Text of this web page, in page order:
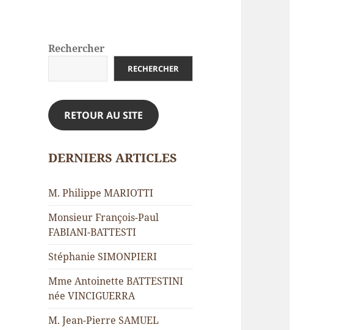
Rechercher
RECHERCHER
RETOUR AU SITE
DERNIERS ARTICLES
M. Philippe MARIOTTI
Monsieur François-Paul
FABIANI-BATTESTI
Stéphanie SIMONPIERI
Mme Antoinette BATTESTINI
née VINCIGUERRA
M. Jean-Pierre SAMUEL